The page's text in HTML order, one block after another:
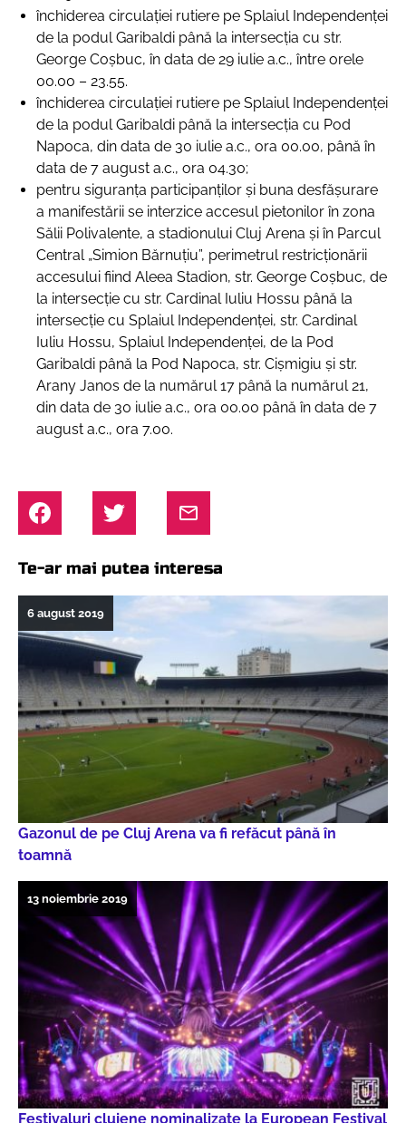
închiderea circulaţiei rutiere pe Splaiul Independenţei
de la podul Garibaldi până la intersecţia cu str.
George Coșbuc, în data de 29 iulie a.c., între orele
00.00 – 23.55.
închiderea circulaţiei rutiere pe Splaiul Independenţei
de la podul Garibaldi până la intersecţia cu Pod
Napoca, din data de 30 iulie a.c., ora 00.00, până în
data de 7 august a.c., ora 04.30;
pentru siguranţa participanţilor şi buna desfăşurare
a manifestării se interzice accesul pietonilor în zona
Sălii Polivalente, a stadionului Cluj Arena și în Parcul
Central „Simion Bărnuţiu”, perimetrul restricţionării
accesului fiind Aleea Stadion, str. George Coşbuc, de
la intersecție cu str. Cardinal Iuliu Hossu până la
intersecție cu Splaiul Independenței, str. Cardinal
Iuliu Hossu, Splaiul Independenţei, de la Pod
Garibaldi până la Pod Napoca, str. Cişmigiu şi str.
Arany Janos de la numărul 17 până la numărul 21,
din data de 30 iulie a.c., ora 00.00 până în data de 7
august a.c., ora 7.00.
Te-ar mai putea interesa
Gazonul de pe Cluj Arena va fi refăcut până în
toamnă
6 august 2019
Festivaluri clujene nominalizate la European Festival
13 noiembrie 2019